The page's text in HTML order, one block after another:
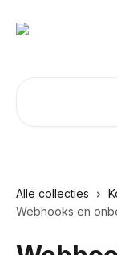
Alle collecties
Webhooks en